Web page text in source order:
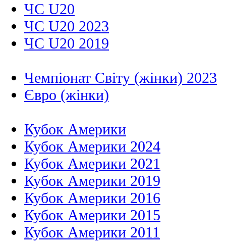
ЧС U20
ЧС U20 2023
ЧС U20 2019
Чемпіонат Світу (жінки) 2023
Євро (жінки)
Кубок Америки
Кубок Америки 2024
Кубок Америки 2021
Кубок Америки 2019
Кубок Америки 2016
Кубок Америки 2015
Кубок Америки 2011